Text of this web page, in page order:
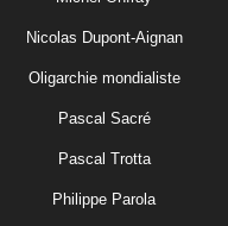
Nicolas Dupont-Aignan
Oligarchie mondialiste
Pascal Sacré
Pascal Trotta
Philippe Parola